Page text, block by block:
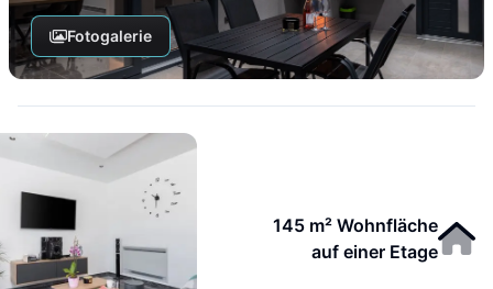
Fotogalerie
145 m² Wohnfläche
auf einer Etage